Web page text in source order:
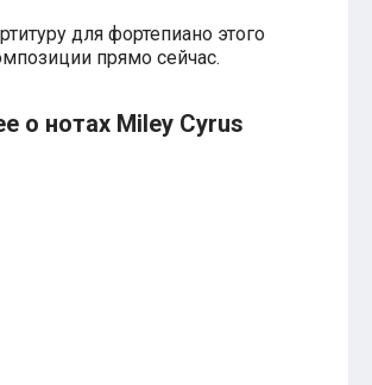
для фортепиано этого
прямо сейчас.
о нотах Miley Cyrus